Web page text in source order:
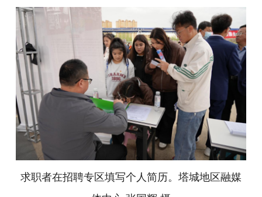
求职者在招聘专区填写个人简历。塔城地区融媒